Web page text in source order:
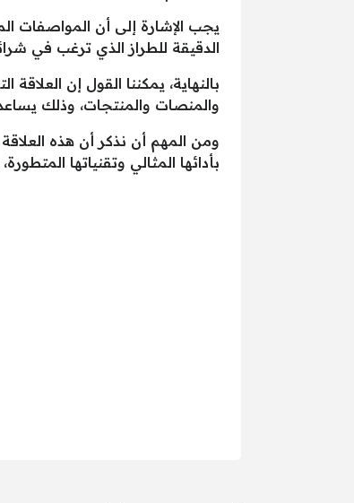
يجب الإشارة إلى أن المواصفات
الدقيقة للطراز الذي ترغب في
بالنهاية، يمكننا القول إن
والمنصات والمنتجات، وذلك
بأدائها المثالي وتقنياتها